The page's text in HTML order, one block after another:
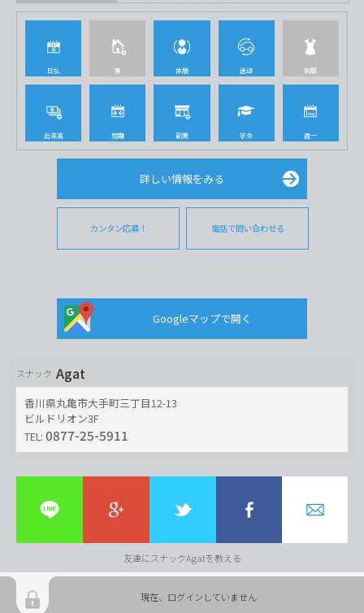
日払 寮 体験 送迎 制服
出来高 短期 副業 学生 週一
詳しい情報をみる
カンタン応募！ 電話で問い合わせる
Googleマップで開く
スナック Agat
香川県丸亀市大手町三丁目12-13
ビルドリオン3F
TEL: 0877-25-5911
友達にスナックAgatを教える
現在、ログインしていません